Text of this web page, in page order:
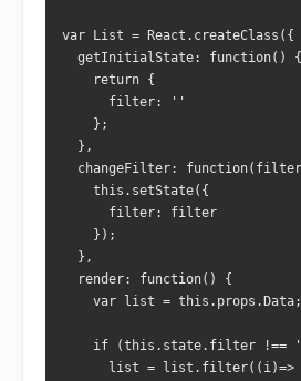
var List = React.createClass({
  getInitialState: function() {
    return {
      filter: ''
    };
  },
changeFilter:
    this.setState({
      filter: filter
    });
  },
  render: function() {
    var list = this.props.Data;
if (this.state.filter !==
list =